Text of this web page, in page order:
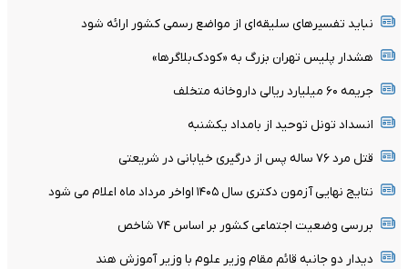
نباید تفسیرهای سلیقه‌ای از مواضع رسمی کشور ارائه شود
هشدار پلیس تهران بزرگ به «کودک‌بلاگرها»
جریمه ۶۰ میلیارد ریالی داروخانه متخلف
انسداد تونل توحید از بامداد یکشنبه
قتل مرد ۷۶ ساله پس از درگیری خیابانی در شریعتی
نتایج نهایی آزمون دکتری سال ۱۴۰۵ اواخر مرداد ماه اعلام می شود
بررسی وضعیت اجتماعی کشور بر اساس ۷۴ شاخص
دیدار دو جانبه قائم مقام وزیر علوم با وزیر آموزش هند